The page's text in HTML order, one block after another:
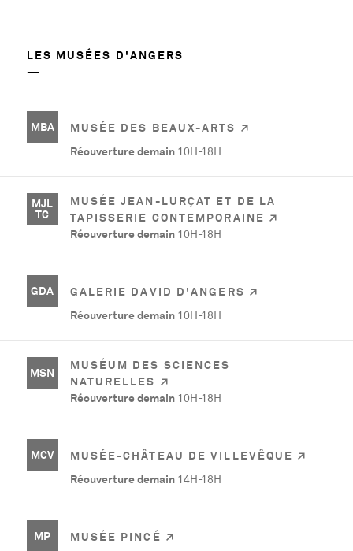
LES MUSÉES D'ANGERS
MBA
MUSÉE DES BEAUX-ARTS
Réouverture demain 10H-18H
MJL
TC
MUSÉE JEAN-LURÇAT ET DE LA
TAPISSERIE CONTEMPORAINE
Réouverture demain 10H-18H
GDA
GALERIE DAVID D'ANGERS
Réouverture demain 10H-18H
MSN
MUSÉUM DES SCIENCES
NATURELLES
Réouverture demain 10H-18H
MCV
MUSÉE-CHÂTEAU DE VILLEVÊQUE
Réouverture demain 14H-18H
MP
MUSÉE PINCÉ